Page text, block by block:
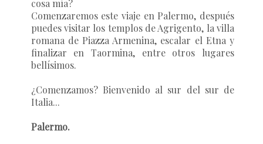
cosa mía?
Comenzaremos este viaje en Palermo, después
puedes visitar los templos de Agrigento, la villa
romana de Piazza Armenina, escalar el Etna y
finalizar en Taormina, entre otros lugares
bellísimos.
¿Comenzamos? Bienvenido al sur del sur de
Italia...
Palermo.